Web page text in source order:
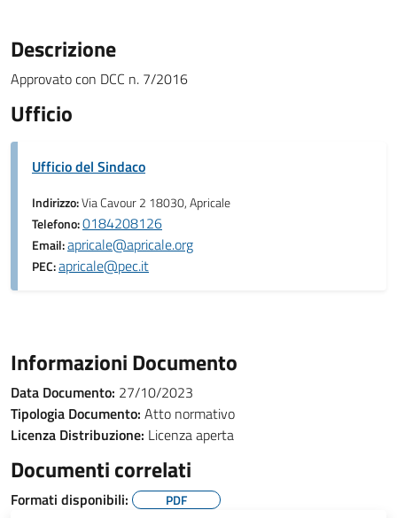
Descrizione
Approvato con DCC n. 7/2016
Ufficio
Ufficio del Sindaco
Indirizzo:Via Cavour 2 18030, Apricale
Telefono:0184208126
Email:apricale@apricale.org
PEC:apricale@pec.it
Informazioni Documento
Data Documento: 27/10/2023
Tipologia Documento: Atto normativo
Licenza Distribuzione: Licenza aperta
Documenti correlati
Formati disponibili: PDF